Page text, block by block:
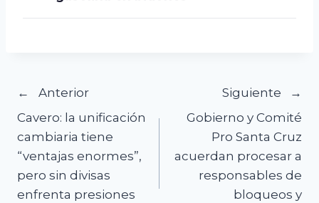
Navegación
de
entradas
Anterior
Cavero: la unificación
cambiaria tiene
“ventajas enormes”,
pero sin divisas
enfrenta presiones
Siguiente
Gobierno y Comité
Pro Santa Cruz
acuerdan procesar a
responsables de
bloqueos y